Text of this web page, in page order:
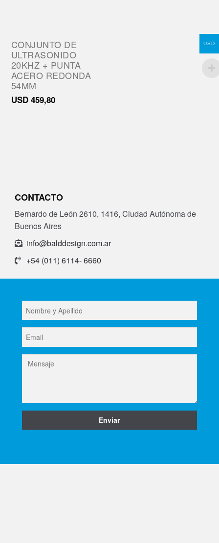
CONJUNTO DE
ULTRASONIDO
20KHZ + PUNTA
ACERO REDONDA
54MM
USD 459,80
CONTACTO
Bernardo de León 2610, 1416, Ciudad Autónoma de
Buenos Aires
info@balddesign.com.ar
+54 (011) 6114- 6660
USD